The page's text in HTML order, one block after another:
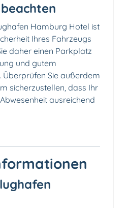
Hamburg Hotel ist
Ihres Fahrzeugs
daher einen Parkplatz
und gutem
Überprüfen Sie außerdem
sicherzustellen, dass Ihr
ausreichend